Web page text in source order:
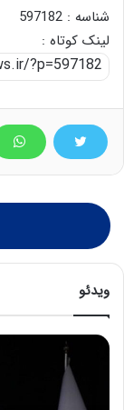
شناسه : 597182
لینک کوتاه :
ویدئو
ح